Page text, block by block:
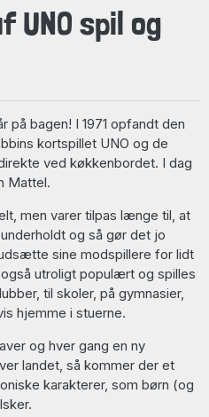
spil og
på bagen! I 1971 opfandt den
kortspillet UNO og de
ved køkkenbordet. I dag
Mattel.
men varer tilpas længe til, at
og så gør det jo
sine modspillere for lidt
utroligt populært og spilles
til skoler, på gymnasier,
hjemme i stuerne.
og hver gang en ny
landet, så kommer der et
karakterer, som børn (og